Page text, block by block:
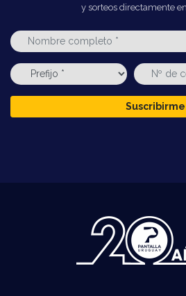
y sorteos directamente
Suscribirme